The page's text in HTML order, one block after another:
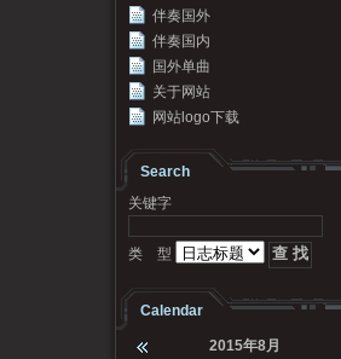
伴奏国外
伴奏国内
国外单曲
关于网站
网站logo下载
Search
关键字
类 型
Calendar
2015年8月